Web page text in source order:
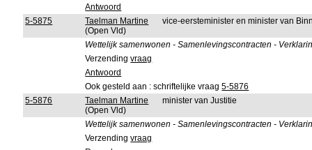
Antwoord
5-5875
Taelman Martine
(Open Vld)
vice-eersteminister en minister van
Wettelijk samenwonen - Samenlevingscontracten -
Verzendingvraag
Antwoord
Ook gesteld aan : schriftelijke vraag5-5876
5-5876
Taelman Martine
(Open Vld)
minister van Justitie
Wettelijk samenwonen - Samenlevingscontracten -
Verzendingvraag